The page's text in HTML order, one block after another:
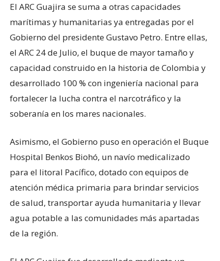
El ARC Guajira se suma a otras capacidades
marítimas y humanitarias ya entregadas por el
Gobierno del presidente Gustavo Petro. Entre ellas,
el ARC 24 de Julio, el buque de mayor tamaño y
capacidad construido en la historia de Colombia y
desarrollado 100 % con ingeniería nacional para
fortalecer la lucha contra el narcotráfico y la
soberanía en los mares nacionales.
Asimismo, el Gobierno puso en operación el Buque
Hospital Benkos Biohó, un navío medicalizado
para el litoral Pacífico, dotado con equipos de
atención médica primaria para brindar servicios
de salud, transportar ayuda humanitaria y llevar
agua potable a las comunidades más apartadas
de la región.